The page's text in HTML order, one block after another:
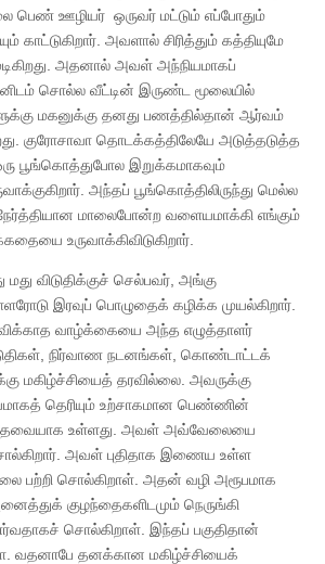
பெண் ஊழியர் ஒருவர் மட்டும் எப்போதும்
காட்டுகிறார். அவளால் சிரித்தும் கத்தியுமே
அதனால் அவள் அந்நியமாகப்
சொல்ல வீட்டின் இருண்ட மூலையில்
மகனுக்கு தனது பணத்தில்தான் ஆர்வம்
குரோசாவா தொடக்கத்திலேயே அடுத்தடுத்த
பூங்கொத்துபோல இறுக்கமாகவும்
அந்தப் பூங்கொத்திலிருந்து மெல்ல
மாலைபோன்ற வளையமாக்கி எங்கும்
உருவாக்கிவிடுகிறார்.
விடுதிக்குச் செல்பவர், அங்கு
இரவுப் பொழுதைக் கழிக்க முயல்கிறார்.
வாழ்க்கையை அந்த எழுத்தாளர்
நிர்வாண நடனங்கள், கொண்டாட்டக்
மகிழ்ச்சியைத் தரவில்லை. அவருக்கு
தெரியும் உற்சாகமான பெண்ணின்
உள்ளது. அவள் அவ்வேலையை
அவள் புதிதாக இணைய உள்ள
பற்றி சொல்கிறாள். அதன் வழி அரூபமாக
குழந்தைகளிடமும் நெருங்கி
சொல்கிறாள். இந்தப் பகுதிதான்
வதனாபே தனக்கான மகிழ்ச்சியைக்